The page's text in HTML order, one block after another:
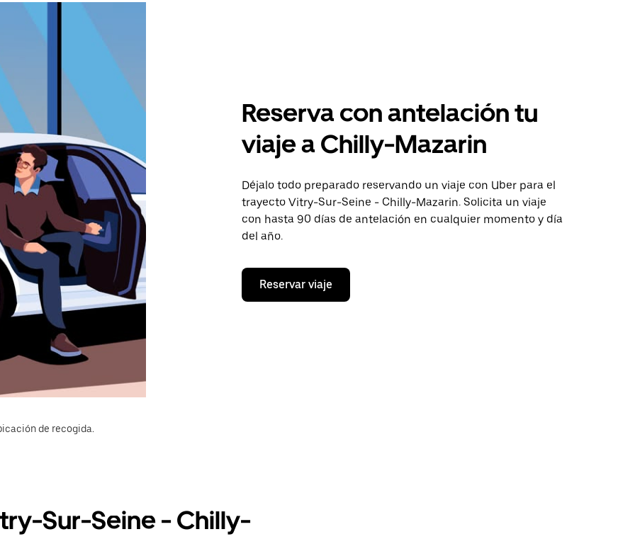
Reserva con antelación tu
viaje a Chilly-Mazarin
Déjalo todo preparado reservando un viaje con Uber para el
trayecto Vitry-Sur-Seine - Chilly-Mazarin. Solicita un viaje
con hasta 90 días de antelación en cualquier momento y día
del año.
Reservar viaje
de recogida.
Sur-Seine - Chilly-